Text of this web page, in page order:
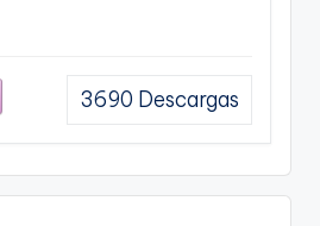
3690 Descargas